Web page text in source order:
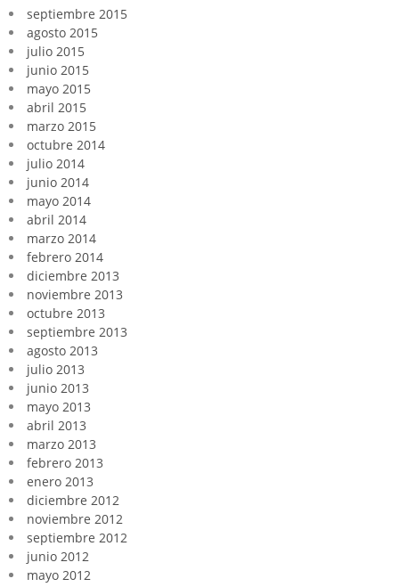
septiembre 2015
agosto 2015
julio 2015
junio 2015
mayo 2015
abril 2015
marzo 2015
octubre 2014
julio 2014
junio 2014
mayo 2014
abril 2014
marzo 2014
febrero 2014
diciembre 2013
noviembre 2013
octubre 2013
septiembre 2013
agosto 2013
julio 2013
junio 2013
mayo 2013
abril 2013
marzo 2013
febrero 2013
enero 2013
diciembre 2012
noviembre 2012
septiembre 2012
junio 2012
mayo 2012